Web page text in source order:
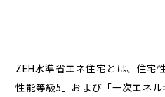
ZEH水準省エネ住宅とは、住宅
性能等級5」および「一次エネ